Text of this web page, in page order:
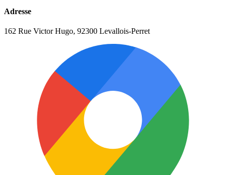
Adresse
162 Rue Victor Hugo, 92300 Levallois-Perret